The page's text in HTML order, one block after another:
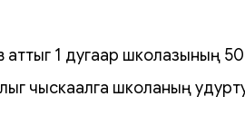
1 дугаар школазының
чыскаалга школаның